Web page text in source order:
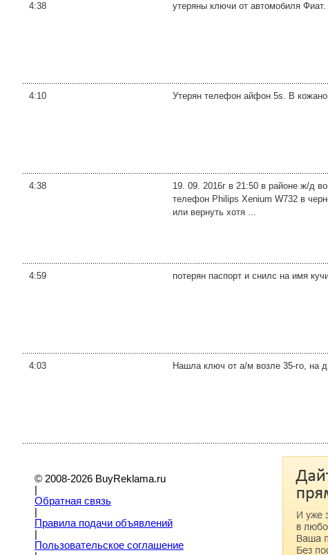
4:38 утеряны ключи от автомобиля
4:10 Утерян телефон айфон 5s. В
4:38
19. 09. 2016г в 21:50 в районе ж/д
телефон Philips Xenium W732 в
или вернуть хотя ...
4:59 потерян паспорт и снилс на имя
4:03 Нашла ключ от а/м возле 35-го, на
© 2008-2026 BuyReklama.ru
Обратная связь
Правила подачи объявлений
Пoльзовательское соглашение